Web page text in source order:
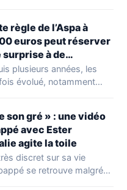
règle de l’Aspa à
euros peut réserver
à de
plusieurs années, les
évolué, notamment
son gré » : une vidéo
avec Ester
agite la toile
discret sur sa vie
se retrouve malgré